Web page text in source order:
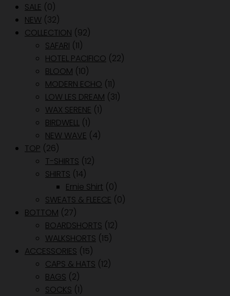
SALE (0)
NEW (32)
COLLECTION (92)
SAFARI (11)
HOTEL PACIFICO (22)
BLOOM (10)
MODERN ECHO (11)
LOW LES DREAM (31)
WAX SERENE (1)
BIRDWELL (1)
NEW WAVE (4)
TOP (26)
T-SHIRTS (12)
SHIRTS (14)
Ernie Shirt (0)
SWEATS & FLEECE (0)
BOTTOM (27)
BOARDSHORTS (12)
WALKSHORTS (15)
ACCESSORIES (15)
CAPS & HATS (12)
BAGS (2)
SOCKS (1)